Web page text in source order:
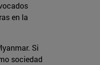
en la
Si
sociedad